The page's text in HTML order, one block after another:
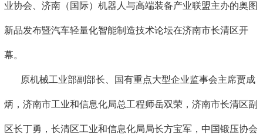
业协会、济南（国际）机器人与高端装备产业联盟主办的奥图
新品发布暨汽车轻量化智能制造技术论坛在济南市长清区开
幕。
原机械工业部副部长、国有重点大型企业监事会主席贾成
炳，济南市工业和信息化局总工程师岳双荣，济南市长清区副
区长丁勇，长清区工业和信息化局局长方宝军，中国锻压协会